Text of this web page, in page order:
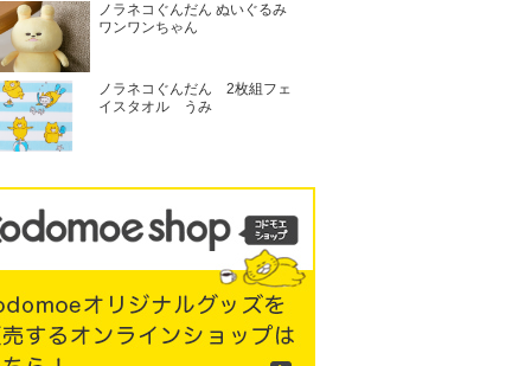
ノラネコぐんだん ぬいぐるみ
ワンワンちゃん
ノラネコぐんだん 2枚組フェ
イスタオル うみ